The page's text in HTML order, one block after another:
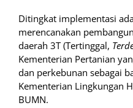
Ditingkat implementasi
merencanakan
daerah 3T (Tertinggal,
Kementerian Pertanian
dan perkebunan sebagai
Kementerian Lingkungan
BUMN.